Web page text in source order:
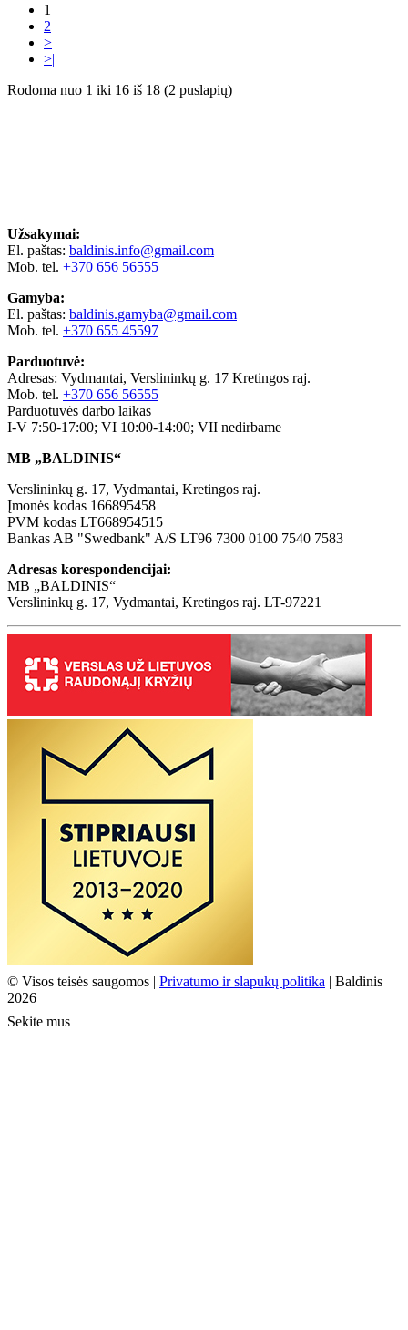
1
2
>
>|
Rodoma nuo 1 iki 16 iš 18 (2 puslapių)
Užsakymai:
El. paštas: baldinis.info@gmail.com
Mob. tel. +370 656 56555
Gamyba:
El. paštas: baldinis.gamyba@gmail.com
Mob. tel. +370 655 45597
Parduotuvė:
Adresas: Vydmantai, Verslininkų g. 17 Kretingos raj.
Mob. tel. +370 656 56555
Parduotuvės darbo laikas
I-V 7:50-17:00; VI 10:00-14:00; VII nedirbame
MB „BALDINIS“
Verslininkų g. 17, Vydmantai, Kretingos raj.
Įmonės kodas 166895458
PVM kodas LT668954515
Bankas AB "Swedbank" A/S LT96 7300 0100 7540 7583
Adresas korespondencijai:
MB „BALDINIS“
Verslininkų g. 17, Vydmantai, Kretingos raj. LT-97221
© Visos teisės saugomos | Privatumo ir slapukų politika | Baldinis
2026
Sekite mus